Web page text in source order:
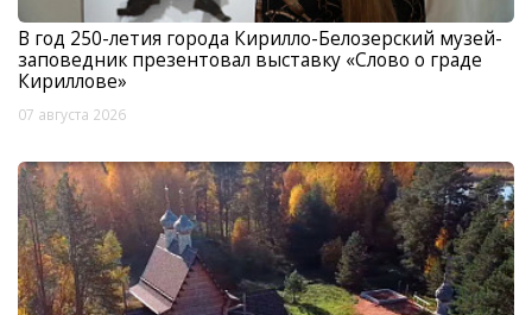
В год 250-летия города Кирилло-Белозерский музей-
заповедник презентовал выставку «Слово о граде
Кириллове»
07 августа 2026